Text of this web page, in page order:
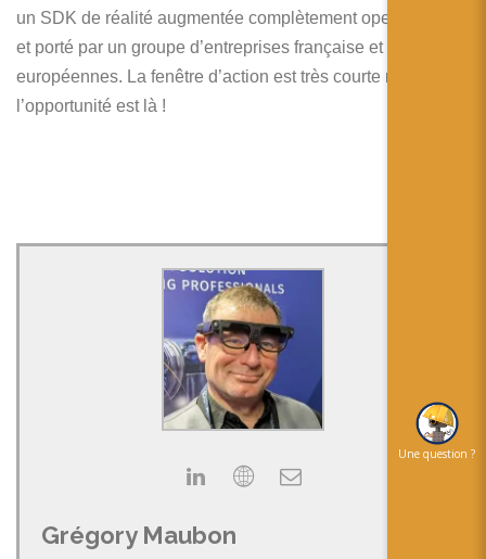
un SDK de réalité augmentée complètement open source
et porté par un groupe d’entreprises française et
européennes. La fenêtre d’action est très courte mais
l’opportunité est là !
Grégory Maubon
Une question ?